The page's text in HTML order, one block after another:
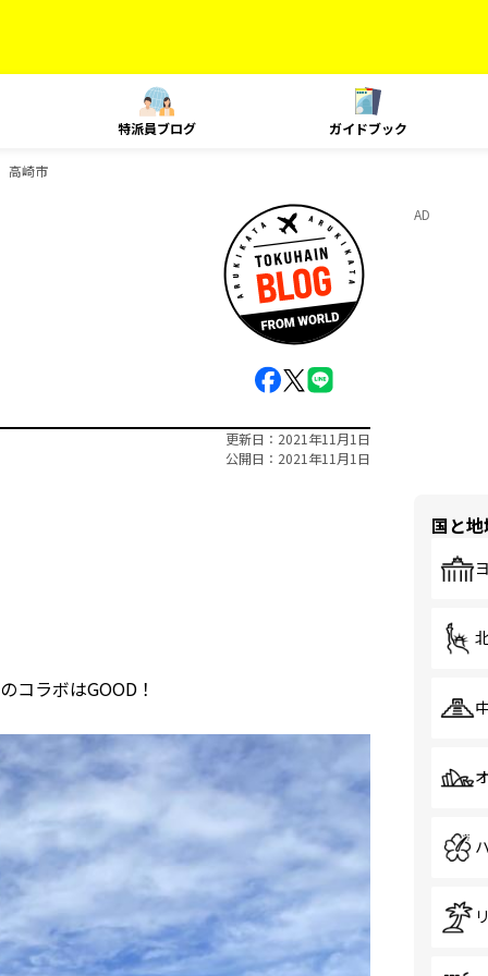
特派員ブログ ガイドブック
高崎市
更新日
2021年11月1日
公開日
2021年11月1日
コラボはGOOD！
AD
国と